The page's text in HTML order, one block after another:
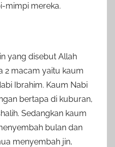
mimpi mereka.
yang disebut Allah
2 macam yaitu kaum
Ibrahim. Kaum Nabi
bertapa di kuburan,
Sedangkan kaum
bulan dan
menyembah jin,